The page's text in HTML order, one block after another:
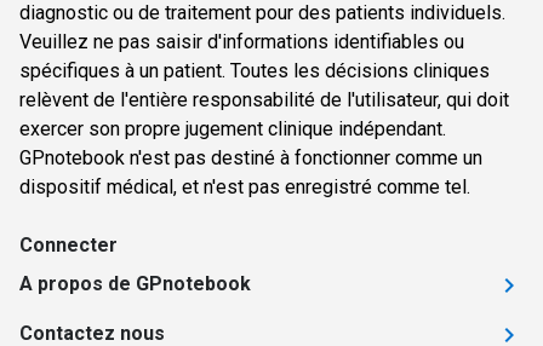
diagnostic ou de traitement pour des patients individuels.
Veuillez ne pas saisir d'informations identifiables ou
spécifiques à un patient. Toutes les décisions cliniques
relèvent de l'entière responsabilité de l'utilisateur, qui doit
exercer son propre jugement clinique indépendant.
GPnotebook n'est pas destiné à fonctionner comme un
dispositif médical, et n'est pas enregistré comme tel.
Connecter
A propos de GPnotebook
Contactez nous